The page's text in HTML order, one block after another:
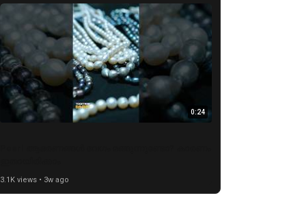
0:24
3.1K views • 3w ago